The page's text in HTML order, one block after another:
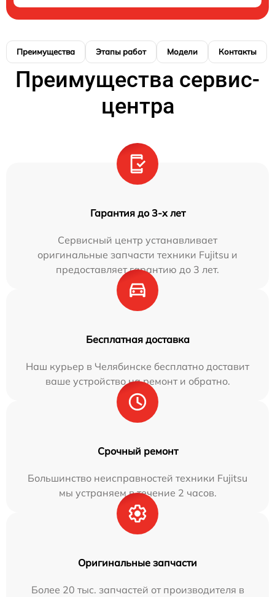
Преимущества Этапы работ Модели Контакты
Преимущества сервис-
центра
Гарантия до 3-х лет
Сервисный центр устанавливает
оригинальные запчасти техники Fujitsu и
предоставляет гарантию до 3 лет.
Бесплатная доставка
Наш курьер в Челябинске бесплатно доставит
ваше устройство на ремонт и обратно.
Срочный ремонт
Большинство неисправностей техники Fujitsu
мы устраняем в течение 2 часов.
Оригинальные запчасти
Более 20 тыс. запчастей от производителя в